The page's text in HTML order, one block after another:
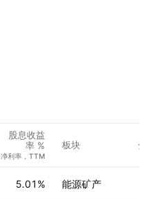
股息收益
率 %
净利率，TTM
板块 分析
5.01% 能源矿产